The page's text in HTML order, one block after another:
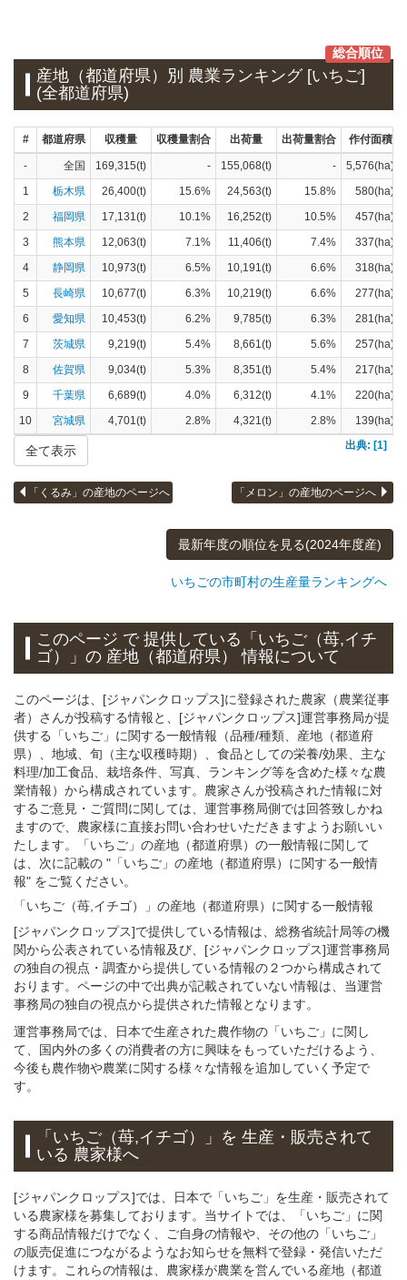
総合順位
産地（都道府県）別 農業ランキング [いちご]
(全都道府県)
# 都道府県 収穫量 収穫量割合 出荷量 出荷量割合 作付面積
- 全国 169,315(t) - 155,068(t) -
5,576(ha)
1
栃木県 26,400(t) 15.6% 24,563(t) 15.8%
580(ha)
2
福岡県 17,131(t) 10.1% 16,252(t) 10.5%
457(ha)
3
熊本県 12,063(t) 7.1% 11,406(t) 7.4%
337(ha)
4
静岡県 10,973(t) 6.5% 10,191(t) 6.6%
318(ha)
5
長崎県 10,677(t) 6.3% 10,219(t) 6.6%
277(ha)
6
愛知県 10,453(t) 6.2% 9,785(t) 6.3%
281(ha)
7
茨城県 9,219(t) 5.4% 8,661(t) 5.6%
257(ha)
8
佐賀県 9,034(t) 5.3% 8,351(t) 5.4%
217(ha)
9
千葉県 6,689(t) 4.0% 6,312(t) 4.1%
220(ha)
10
宮城県 4,701(t) 2.8% 4,321(t) 2.8%
139(ha)
出典: [1]
全て表示
「くるみ」の産地のページへ 「メロン」の産地のページへ
最新年度の順位を見る(2024年度産)
いちごの市町村の生産量ランキングへ
このページ で 提供している「いちご（苺,イチ
ゴ）」の 産地（都道府県） 情報について
このページは、[ジャパンクロップス]に登録された農家（農業従事
者）さんが投稿する情報と、[ジャパンクロップス]運営事務局が提
供する「いちご」に関する一般情報（品種/種類、産地（都道府
県）、地域、旬（主な収穫時期）、食品としての栄養/効果、主な
料理/加工食品、栽培条件、写真、ランキング等を含めた様々な農
業情報）から構成されています。農家さんが投稿された情報に対
するご意見・ご質問に関しては、運営事務局側では回答致しかね
ますので、農家様に直接お問い合わせいただきますようお願いい
たします。「いちご」の産地（都道府県）の一般情報に関して
は、次に記載の "「いちご」の産地（都道府県）に関する一般情
報" をご覧ください。
「いちご（苺,イチゴ）」 の産地（都道府県）に関する一般情報
[ジャパンクロップス]で提供している情報は、総務省統計局等の機
関から公表されている情報及び、[ジャパンクロップス]運営事務局
の独自の視点・調査から提供している情報の２つから構成されて
おります。ページの中で出典が記載されていない情報は、当運営
事務局の独自の視点から提供された情報となります。
運営事務局では、日本で生産された農作物の「いちご」に関し
て、国内外の多くの消費者の方に興味をもっていただけるよう、
今後も農作物や農業に関する様々な情報を追加していく予定で
す。
「いちご（苺,イチゴ）」 を 生産・販売されて
いる 農家様へ
[ジャパンクロップス]では、日本で「いちご」を生産・販売されて
いる農家様を募集しております。当サイトでは、「いちご」に関
する商品情報だけでなく、ご自身の情報や、その他の「いちご」
の販売促進につながるようなお知らせを無料で登録・発信いただ
けます。これらの情報は、農家様が農業を営んでいる産地（都道